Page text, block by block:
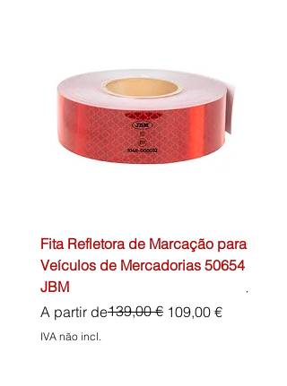
Fita Refletora de Marcação para
Veículos de Mercadorias 50654
JBM
A partir de
Preço normal139,00 € 109,00 €
Preço promocional
IVA não incl.
Preço
45,00 €